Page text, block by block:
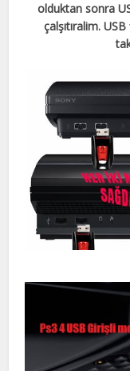
olduktan sonra
çalşıtıralim.